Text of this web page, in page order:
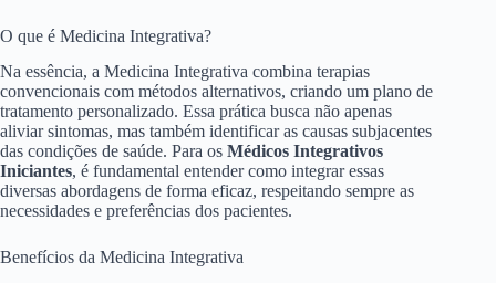
O que é Medicina Integrativa?
Na essência, a Medicina Integrativa combina terapias
convencionais com métodos alternativos, criando um plano de
tratamento personalizado. Essa prática busca não apenas
aliviar sintomas, mas também identificar as causas subjacentes
das condições de saúde. Para os Médicos Integrativos
Iniciantes, é fundamental entender como integrar essas
diversas abordagens de forma eficaz, respeitando sempre as
necessidades e preferências dos pacientes.
Benefícios da Medicina Integrativa